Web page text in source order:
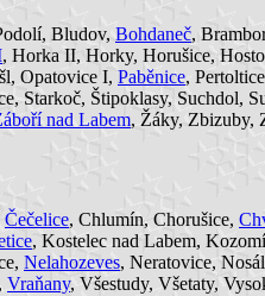
Bludov, Bohdaneč,
, Horka II, Horky, Horušice,
Opatovice I, Paběnice,
Starkoč, Štipoklasy, Suchdol,
nad Labem, Žáky, Zbizuby,
Čečelice, Chlumín, Chorušice,
, Kostelec nad Labem,
Nelahozeves, Neratovice,
, Vraňany, Všestudy, Všetaty,